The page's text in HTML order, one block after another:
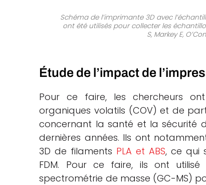
Schéma de l’imprimante 3D avec
ont été utilisés pour collecter les
S, Markey E,
Étude de l’impact de
Pour ce faire, les chercheurs
organiques volatils (COV) et de
concernant la santé et la sécurité
dernières années. Ils ont
3D de filaments PLA et ABS, ce qui
FDM. Pour ce faire, ils ont
spectrométrie de masse (GC-MS)